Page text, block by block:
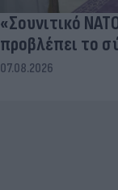
«Σουνιτικό
προβλέπει το
07.08.2026